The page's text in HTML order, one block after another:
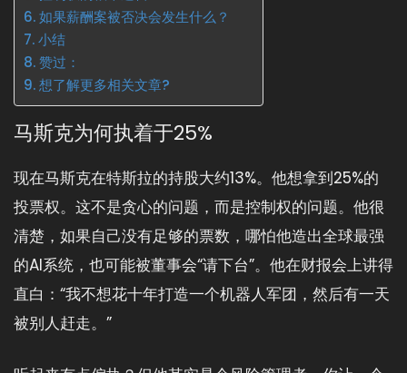
如果薪酬案被否决会发生什么？
小结
赞过：
想了解更多相关文章?
马斯克为何执着于25%
现在马斯克在特斯拉的持股大约13%。他想拿到25%的
投票权。这不是贪心的问题，而是控制权的问题。他很
清楚，如果自己没有足够的票数，哪怕他造出全球最强
的AI系统，也可能被董事会“请下台”。他在财报会上讲得
直白：“我不想花十年打造一个机器人军团，然后有一天
被别人赶走。”